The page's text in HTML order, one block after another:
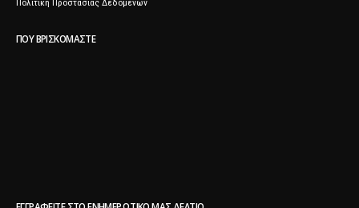
Πολιτική Προστασίας Δεδομένων
ΠΟΥ ΒΡΙΣΚΌΜΑΣΤΕ